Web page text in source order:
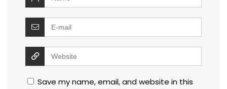
Save my name, email, and website in this